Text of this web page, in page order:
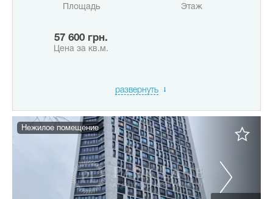
Площадь Этаж
57 600 грн.
Цена за кв.м.
развернуть
Нежилое помещение